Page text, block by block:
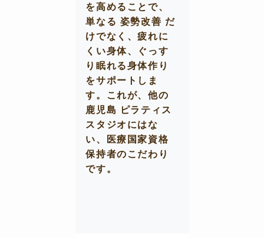
を高めることで、
単なる 姿勢改善 だ
けでなく、疲れに
くい身体、ぐっす
り眠れる身体作り
をサポートしま
す。これが、他の
鹿児島 ピラティス
スタジオにはな
い、医療国家資格
保持者のこだわり
です。